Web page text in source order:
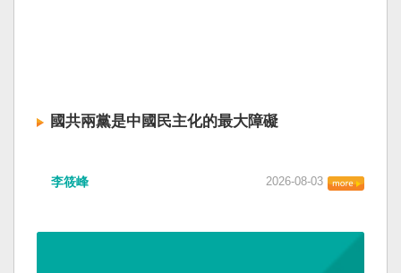
國共兩黨是中國民主化的最大障礙
李筱峰 2026-08-03